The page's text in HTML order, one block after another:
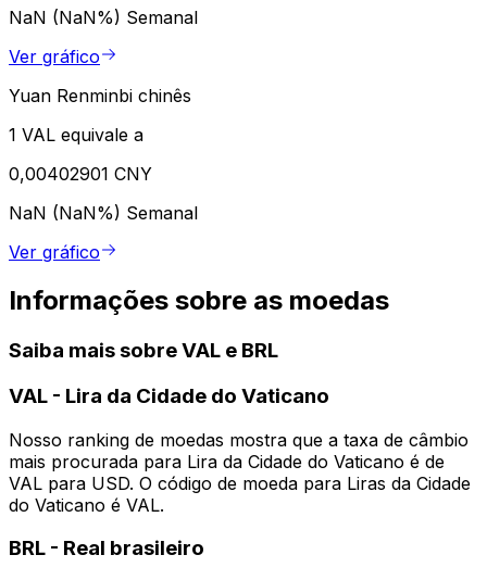
NaN (NaN%) Semanal
Ver gráfico
Yuan Renminbi chinês
1 VAL equivale a
0,00402901 CNY
NaN (NaN%) Semanal
Ver gráfico
Informações sobre as moedas
Saiba mais sobre VAL e BRL
VAL - Lira da Cidade do Vaticano
Nosso ranking de moedas mostra que a taxa de câmbio
mais procurada para Lira da Cidade do Vaticano é de
VAL para USD. O código de moeda para Liras da Cidade
do Vaticano é VAL.
BRL - Real brasileiro